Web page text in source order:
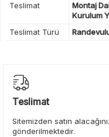
Teslimat
Montaj
Kurulum
Teslimat Türü
Teslimat
Sitemizden satın
gönderilmektedir.